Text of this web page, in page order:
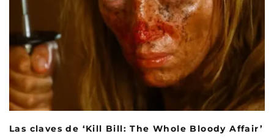
Las claves de ‘Kill Bill: The Whole Bloody Affair’